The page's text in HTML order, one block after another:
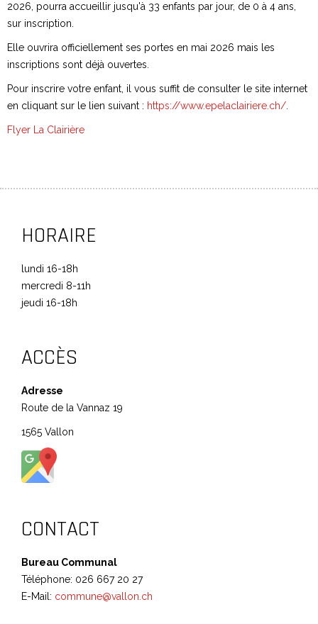
2026, pourra accueillir jusqu'à 33 enfants par jour, de 0 à 4 ans,
sur inscription.
Elle ouvrira officiellement ses portes en mai 2026 mais les
inscriptions sont déjà ouvertes.
Pour inscrire votre enfant, il vous suffit de consulter le site internet
en cliquant sur le lien suivant : https://www.epelaclairiere.ch/
Flyer La Clairière
HORAIRE
lundi 16-18h
mercredi 8-11h
jeudi 16-18h
ACCÈS
Adresse
Route de la Vannaz 19
1565 Vallon
CONTACT
Bureau Communal
Téléphone: 026 667 20 27
E-Mail: commune@vallon.ch